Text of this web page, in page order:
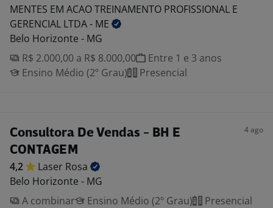
MENTES EM ACAO TREINAMENTO PROFISSIONAL E
GERENCIAL LTDA - ME
Belo Horizonte - MG
R$ 2.000,00 a R$ 8.000,00
Entre 1 e 3 anos
Ensino Médio (2º Grau)
Presencial
Consultora De Vendas - BH E
CONTAGEM
4 ago
4,2 Laser Rosa
Belo Horizonte - MG
A combinar
Ensino Médio (2º Grau) Presencial